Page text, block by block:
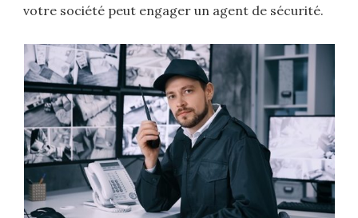
votre société peut engager un agent de sécurité.